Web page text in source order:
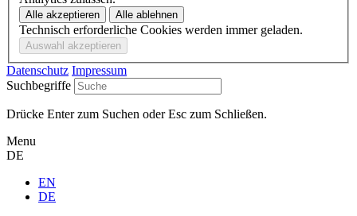
Technisch erforderliche Cookies werden immer geladen.
Datenschutz Impressum
Suchbegriffe
Drücke Enter zum Suchen oder Esc zum Schließen.
Menu
DE
EN
DE